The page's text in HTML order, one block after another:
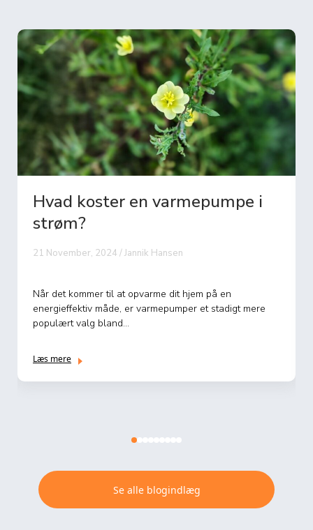
Hvad koster luft til vand
varmepumpe?
20 November, 2024 / Jannik Hansen
En luft til vand varmepumpe er en energieffektiv løsning
til opvarmning af hjemmet. Men hvad koster det egentlig
...
Læs mere
Se alle blogindlæg